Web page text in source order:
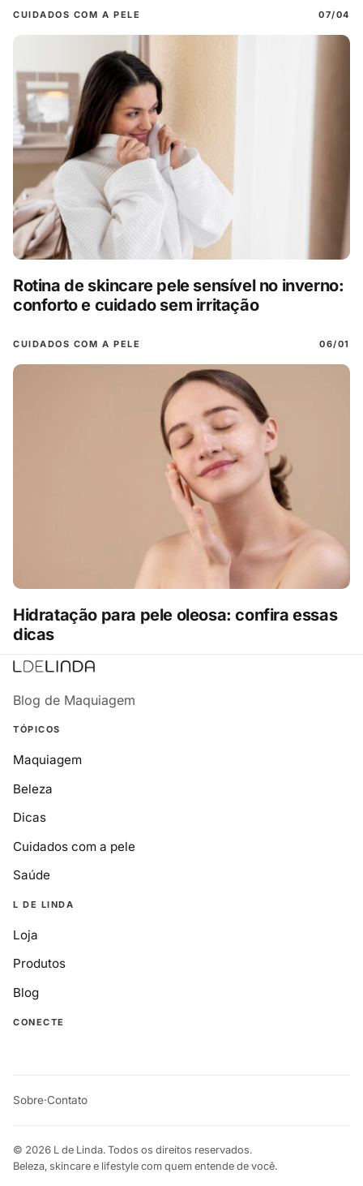
CUIDADOS COM A PELE 07/04
Rotina de skincare pele sensível no inverno:
conforto e cuidado sem irritação
CUIDADOS COM A PELE 06/01
Hidratação para pele oleosa: confira essas
dicas
Blog de Maquiagem
TÓPICOS
Maquiagem
Beleza
Dicas
Cuidados com a pele
Saúde
L DE LINDA
Loja
Produtos
Blog
CONECTE
Sobre·Contato
© 2026 L de Linda. Todos os direitos reservados.
Beleza, skincare e lifestyle com quem entende de você.